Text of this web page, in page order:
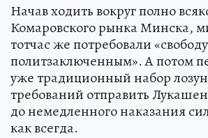
Начав ходить вокруг полно
Комаровского рынка Минска,
тотчас же потребовали «свободу
политзаключенным». А потом
уже традиционный набор
требований отправить
до немедленного наказания
как всегда.